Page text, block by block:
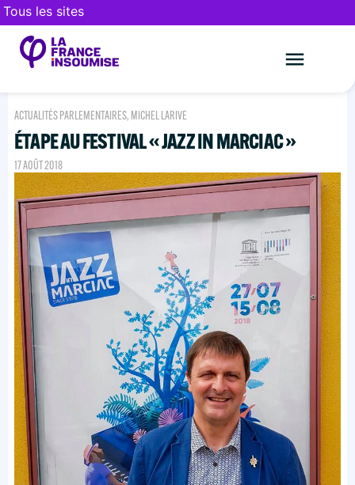
Tous les sites
ACTUALITÉS PARLEMENTAIRES, MICHEL LARIVE
ÉTAPE AU FESTIVAL « JAZZ IN MARCIAC »
17 AOÛT 2018